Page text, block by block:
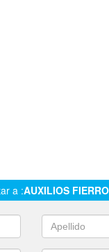
a :AUXILIOS FIERRO